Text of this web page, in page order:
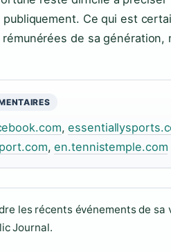
Ce qui est
rémunérées de sa
,
,en.tennistemple.com
les récents événements de
Journal.